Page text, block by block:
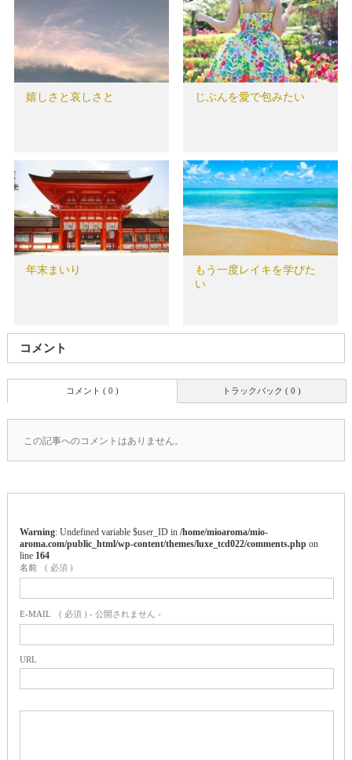
嬉しさと哀しさと じぶんを愛で包みたい
年末まいり
もう一度レイキを学びた
い
コメント
トラックバック ( 0 )
コメント ( 0 )
この記事へのコメントはありません。
Warning : Undefined variable $user_ID in /home/mioaroma/mio-
aroma.com/public_html/wp-content/themes/luxe_tcd022/comments.phpon
line 164
名前 ( 必須 )
E-MAIL ( 必須 ) - 公開されません -
URL